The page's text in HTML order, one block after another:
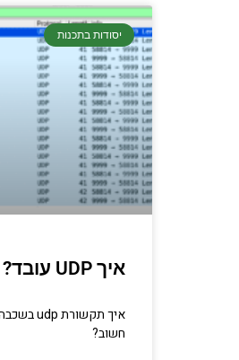
יסודות בתכנות
איך UDP עובד? מבט מעמיק
חשוב?